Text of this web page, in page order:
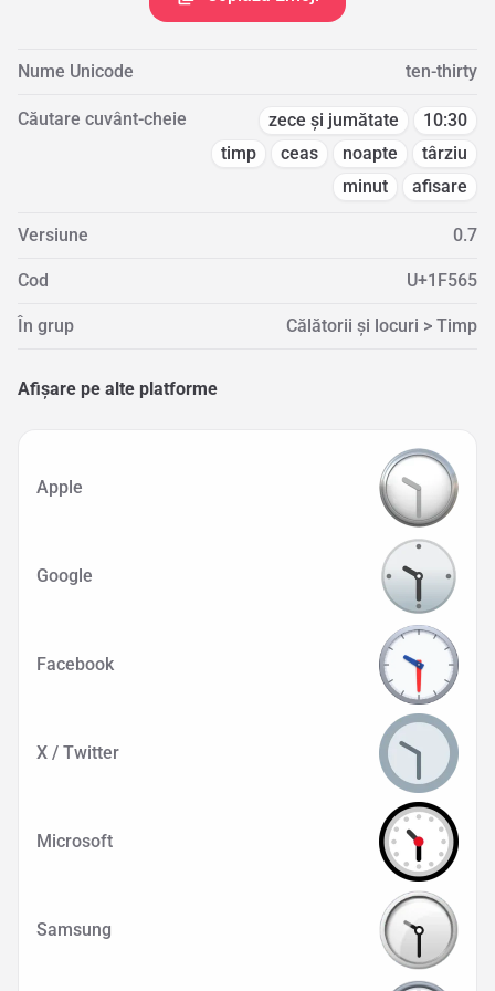
Nume Unicode ten-thirty
Căutare cuvânt-cheie zece și jumătate
10:30
timp
ceas noapte
târziu
minut
afisare
Versiune 0.7
Cod U+1F565
În grup Călătorii și locuri > Timp
Afișare pe alte platforme
Apple
Google
Facebook
X / Twitter
Microsoft
Samsung